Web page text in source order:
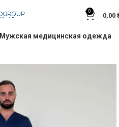
0
0,00
Мужская медицинская одежда